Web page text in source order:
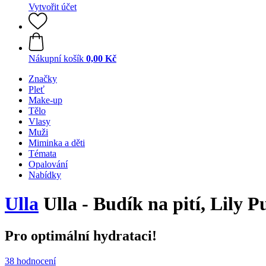
Vytvořit účet
Nákupní košík 0,00 Kč
Značky
Pleť
Make-up
Tělo
Vlasy
Muži
Miminka a děti
Témata
Opalování
Nabídky
Ulla Ulla - Budík na pití, Lily
Pro optimální hydrataci!
38 hodnocení